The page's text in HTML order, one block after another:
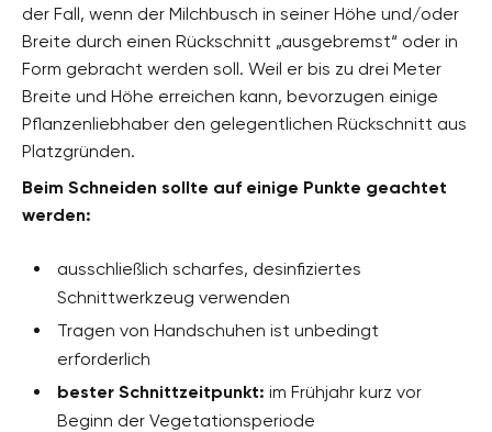
der Fall, wenn der Milchbusch in seiner Höhe und/oder
Breite durch einen Rückschnitt „ausgebremst“ oder in
Form gebracht werden soll. Weil er bis zu drei Meter
Breite und Höhe erreichen kann, bevorzugen einige
Pflanzenliebhaber den gelegentlichen Rückschnitt aus
Platzgründen.
Beim Schneiden sollte auf einige Punkte geachtet
werden:
ausschließlich scharfes, desinfiziertes
Schnittwerkzeug verwenden
Tragen von Handschuhen ist unbedingt
erforderlich
bester Schnittzeitpunkt: im Frühjahr kurz vor
Beginn der Vegetationsperiode